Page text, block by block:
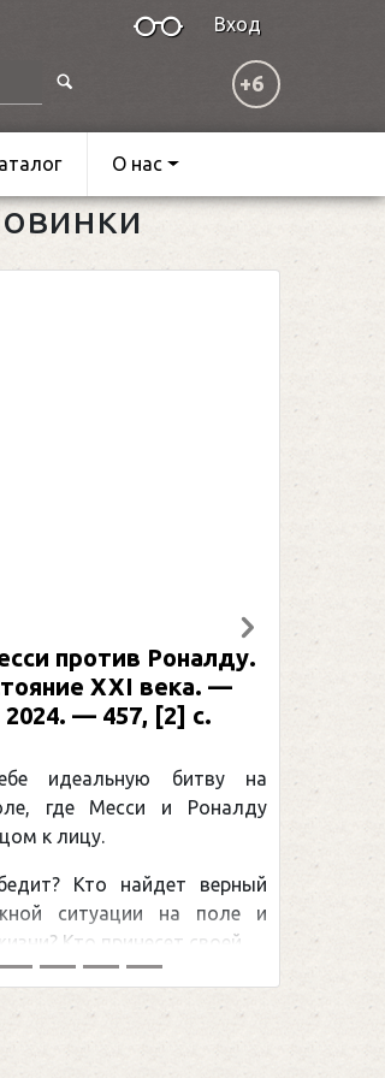
Вход
+6
О нас
против Роналду.
XXI века. —
— 457, [2] с.
идеальную битву на
где Месси и Роналду
к лицу.
Кто найдет верный
ситуации на поле и
Кто принесет своей ...
Следующий